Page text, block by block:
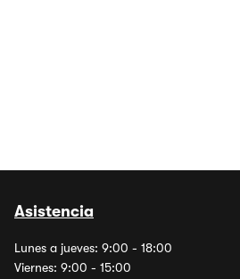
Asistencia
Lunes a jueves: 9:00 - 18:00
Viernes: 9:00 - 15:00